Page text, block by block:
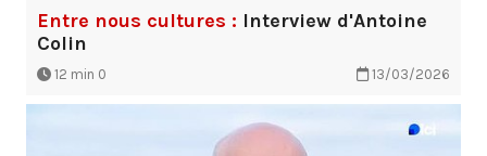
Entre nous cultures : Interview d'Antoine
Colin
12 min 0 13/03/2026